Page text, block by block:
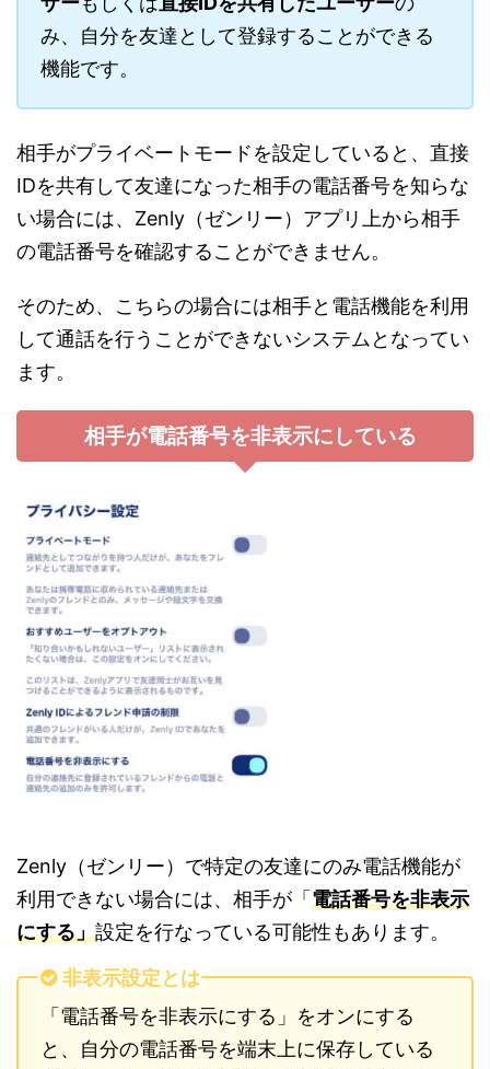
み、自分を友達として登録することができる
機能です。
相手がプライベートモードを設定していると、直接
IDを共有して友達になった相手の電話番号を知らな
い場合には、Zenly（ゼンリー）アプリ上から相手
の電話番号を確認することができません。
そのため、こちらの場合には相手と電話機能を利用
して通話を行うことができないシステムとなってい
ます。
相手が電話番号を非表示にしている
Zenly（ゼンリー）で特定の友達にのみ電話機能が
利用できない場合には、相手が「 電話番号を非表示
にする」設定を行なっている可能性もあります。
非表示設定とは
「電話番号を非表示にする」をオンにする
と、自分の電話番号を端末上に保存している